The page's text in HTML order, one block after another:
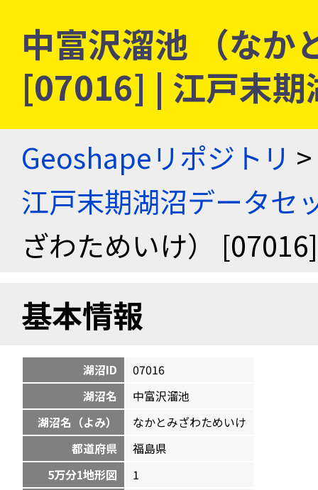
中富沢溜池 （なか
[07016] | 江戸末期
Geoshapeリポジトリ >
江戸末期湖沼データセ
ざわためいけ）
基本情報
湖沼ID
07016
湖沼名
中富沢溜池
湖沼名（よみ）
なかとみざわためいけ
都道府県
福島県
5万分1地形図
1